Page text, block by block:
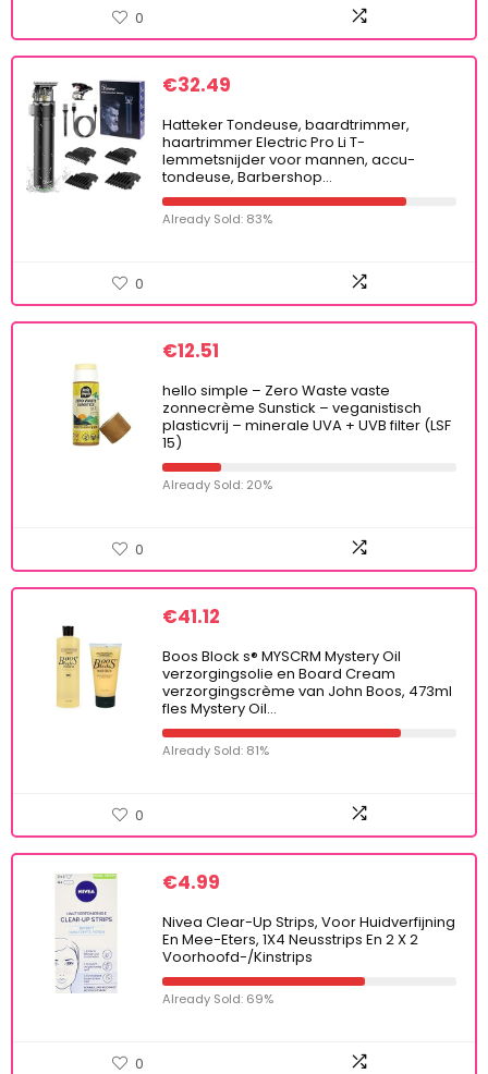
0
€32.49
Hatteker Tondeuse, baardtrimmer,
haartrimmer Electric Pro Li T-
lemmetsnijder voor mannen, accu-
tondeuse, Barbershop…
Already Sold: 83%
0
€12.51
hello simple – Zero Waste vaste
zonnecrème Sunstick – veganistisch
plasticvrij – minerale UVA + UVB filter (LSF
15)
Already Sold: 20%
0
€41.12
Boos Block s® MYSCRM Mystery Oil
verzorgingsolie en Board Cream
verzorgingscrème van John Boos, 473ml
fles Mystery Oil…
Already Sold: 81%
0
€4.99
Nivea Clear-Up Strips, Voor Huidverfijning
En Mee-Eters, 1X4 Neusstrips En 2 X 2
Voorhoofd-/Kinstrips
Already Sold: 69%
0